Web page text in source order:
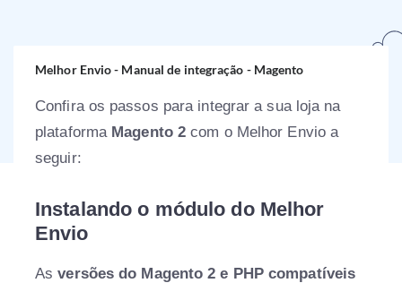
Melhor Envio - Manual de integração - Magento
Confira os passos para integrar a sua loja na
plataforma Magento 2 com o Melhor Envio a
seguir:
Instalando o módulo do Melhor
Envio
As versões do Magento 2 e PHP compatíveis